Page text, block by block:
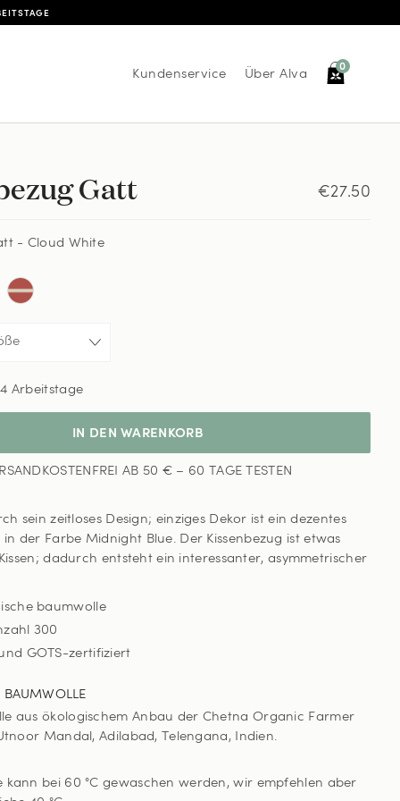
Kundenservice Über Alva
0
€27.50
Gatt
- Cloud White
Arbeitstage
IN DEN WARENKORB
AB 50 € – 60 TAGE TESTEN
sein zeitloses Design; einziges Dekor ist ein dezentes
der Farbe Midnight Blue. Der Kissenbezug ist etwas
dadurch entsteht ein interessanter, asymmetrischer
baumwolle
300
GOTS-zertifiziert
BAUMWOLLE
aus ökologischem Anbau der Chetna Organic Farmer
Mandal, Adilabad, Telengana, Indien.
kann bei 60 °C gewaschen werden, wir empfehlen aber